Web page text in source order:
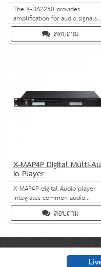
The X-DA2250 provides
amplification for audio signals
delivered by high power
loudspeakers connected to the
X-618 PAVA system. It supports
Its lightweight, fire-proof design
protects it even
สอบถาม
X-MAP4P Digital Multi-
io Player
X-MAP4P digital Audio player
integrates common audio
sources including SD, USB and
FM tuner as well as upto-date
Bluetooth connectivity.
สอบถาม